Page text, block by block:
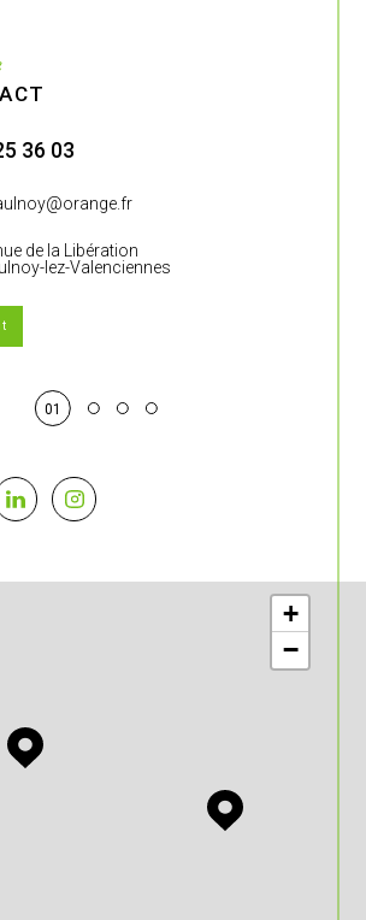
+
−
36 03
de la Libération
lez-Valenciennes
01